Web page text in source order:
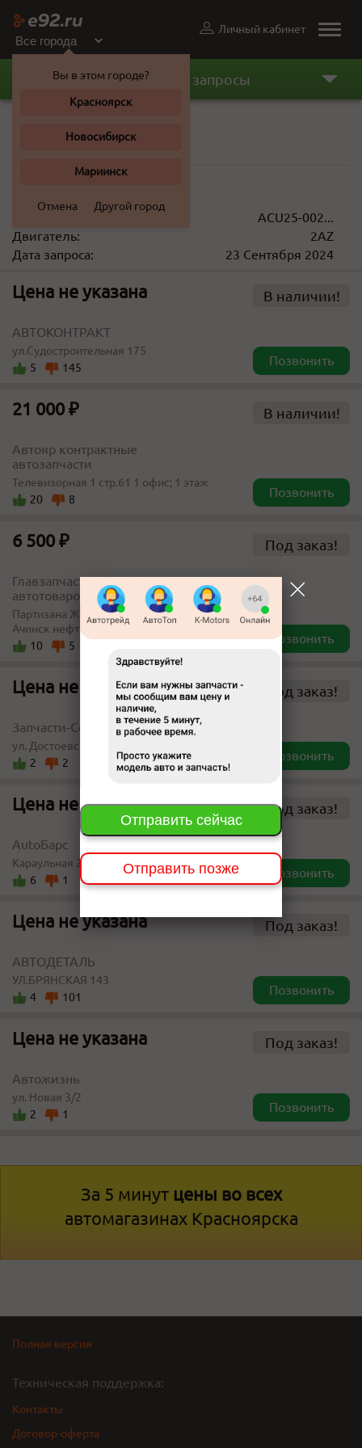
Toggle
Личный кабинет
Вы в этом городе?
Красноярск
Новосибирск
Мариинск
Отмена Другой город
Последние запросы
Крыло
Toyota Kluger V 2003 г.
ACU25-002...
Двигатель:
2AZ
Дата запроса:
23 Сентября 2024
Цена не указана В наличии!
АВТОКОНТРАКТ
ул.Судостроительная 175
5
145 Позвонить
21 000 ₽ В наличии!
Автояр контрактные
автозапчасти
Телевизорная 1 стр.61 1 офис; 1 этаж
20
8 Позвонить
6 500 ₽ Под заказ!
Главзапчасть, магазин
автотоваров
Партизана Железняка, 40 (АЗС
Ачинск нефть)
10
5 Позвонить
Цена не указана Под заказ!
Запчасти-Сервис
ул. Достоевского 15а
2
2 Позвонить
Цена не указана Под заказ!
AutoБарс
Караульная 25 стр. 1
6
1 Позвонить
Цена не указана Под заказ!
АВТОДЕТАЛЬ
УЛ.БРЯНСКАЯ 143
4
101 Позвонить
Цена не указана Под заказ!
Автожизнь
ул. Новая 3/2
2
1 Позвонить
За 5 минут цены во всех
автомагазинах Красноярска
Полная версия
Техническая поддержка:
Контакты
Договор-оферта
Отправить сейчас
Отправить позже